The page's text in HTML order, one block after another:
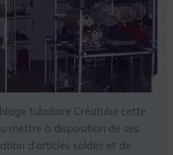
tubulaire Créatube cette
mettre à disposition de ses
d’articles soldés et de